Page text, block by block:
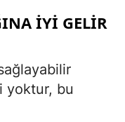
IYI GELIR
yoktur, bu